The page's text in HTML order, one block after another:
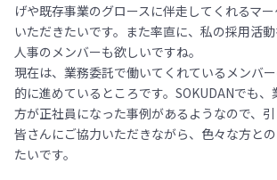
げや既存事業のグロースに伴走してくれるマ
いただきたいです。また率直に、私の採用活
人事のメンバーも欲しいですね。
現在は、業務委託で働いてくれているメンバ
的に進めているところです。SOKUDANでも
方が正社員になった事例があるようなので、
皆さんにご協力いただきながら、色々な方と
たいです。